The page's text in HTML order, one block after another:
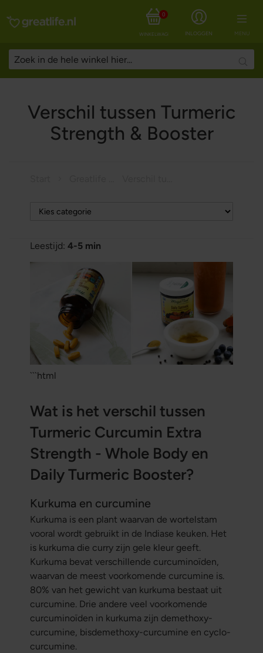
MENU
INLOGGEN
WINKELWAGEN
0
Verschil tussen Turmeric
Strength & Booster
Leestijd: 4-5 min
```html
Wat is het verschil tussen
Turmeric Curcumin Extra
Strength - Whole Body en
Daily Turmeric Booster?
Kurkuma en curcumine
Kurkuma is een plant waarvan de wortelstam
vooral wordt gebruikt in de Indiase keuken. Het
is kurkuma die curry zijn gele kleur geeft.
Kurkuma bevat verschillende curcuminoïden,
waarvan de meest voorkomende curcumine is.
80% van het gewicht van kurkuma bestaat uit
curcumine. Drie andere veel voorkomende
curcuminoïden in kurkuma zijn demethoxy-
curcumine, bisdemethoxy-curcumine en cyclo-
curcumine.